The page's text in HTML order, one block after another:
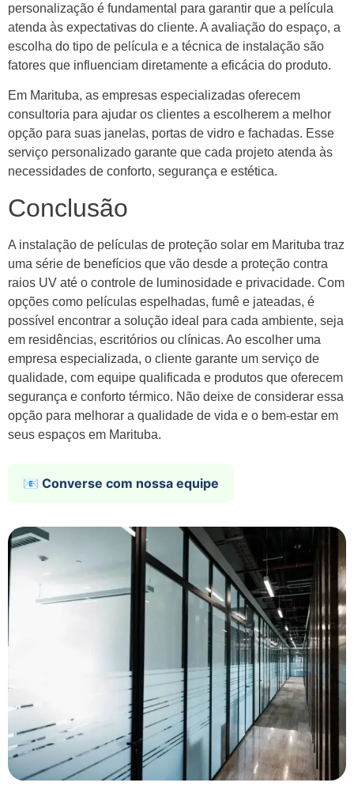
personalização é fundamental para garantir que a película
atenda às expectativas do cliente. A avaliação do espaço, a
escolha do tipo de película e a técnica de instalação são
fatores que influenciam diretamente a eficácia do produto.
Em Marituba, as empresas especializadas oferecem
consultoria para ajudar os clientes a escolherem a melhor
opção para suas janelas, portas de vidro e fachadas. Esse
serviço personalizado garante que cada projeto atenda às
necessidades de conforto, segurança e estética.
Conclusão
A instalação de películas de proteção solar em Marituba traz
uma série de benefícios que vão desde a proteção contra
raios UV até o controle de luminosidade e privacidade. Com
opções como películas espelhadas, fumê e jateadas, é
possível encontrar a solução ideal para cada ambiente, seja
em residências, escritórios ou clínicas. Ao escolher uma
empresa especializada, o cliente garante um serviço de
qualidade, com equipe qualificada e produtos que oferecem
segurança e conforto térmico. Não deixe de considerar essa
opção para melhorar a qualidade de vida e o bem-estar em
seus espaços em Marituba.
📧 Converse com nossa equipe